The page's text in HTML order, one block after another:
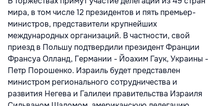
мира, в том числе 12 президентов и пять премьер-
министров, представители крупнейших
международных организаций. В частности, свой
приезд в Польшу подтвердили президент Франции
Франсуа Олланд, Германии - Йоахим Гаук, Украины -
Петр Порошенко. Израиль будет представлен
министром регионального сотрудничества и
развития Негева и Галилеи правительства Израиля